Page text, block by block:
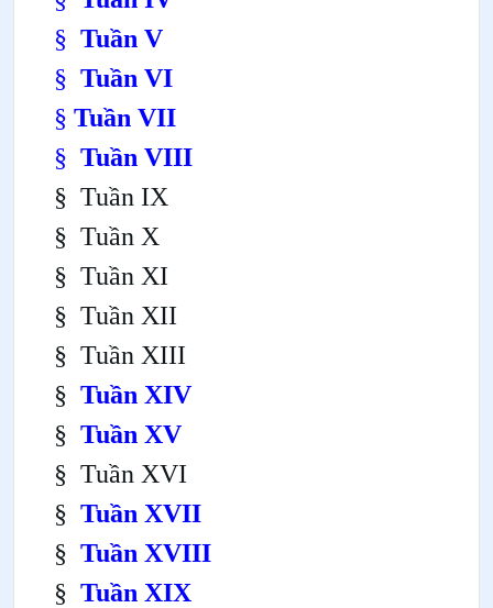
§ Tuần V
§ Tuần VI
§ Tuần VII
§ Tuần VIII
§ Tuần IX
§ Tuần X
§ Tuần XI
§ Tuần XII
§ Tuần XIII
§ Tuần XIV
§ Tuần XV
§ Tuần XVI
§ Tuần XVII
§ Tuần XVIII
§ Tuần XIX